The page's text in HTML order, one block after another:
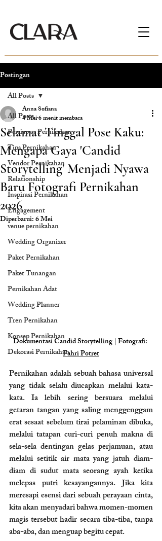
Postingan
All Posts
Persiapan Pernikahan
Tips Pernikahan
Vendor Pernikahan
Relationship
Inspirasi Pernikahan
Engagement
venue pernikahan
Wedding Organizer
Paket Pernikahan
Paket Tunangan
Pernikahan Adat
Wedding Planner
Tren Pernikahan
Konsep Pernikahan
Dekorasi Pernikahan
All Posts
Selamat Tinggal Pose Kaku:
Mengapa Gaya 'Candid
Storytelling' Menjadi Nyawa
Baru Fotografi Pernikahan
2026
Anna Sofiana
4 Mei6 menit membaca
Diperbarui:6 Mei
Dokumentasi Candid Storytelling | Fotografi:
Fahri Potret
Pernikahan adalah sebuah bahasa universal
yang tidak selalu diucapkan melalui kata-
kata. Ia lebih sering bersuara melalui
getaran tangan yang saling menggenggam
erat sesaat sebelum tirai pelaminan dibuka,
melalui tatapan curi-curi penuh makna di
sela-sela dentingan gelas perjamuan, atau
melalui setitik air mata yang jatuh diam-
diam di sudut mata seorang ayah ketika
melepas putri kesayangannya. Jika kita
meresapi esensi dari sebuah perayaan cinta,
kita akan menyadari bahwa momen-momen
magis tersebut hadir secara tiba-tiba, tanpa
aba-aba, dan menguap begitu cepat.